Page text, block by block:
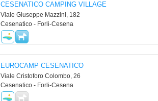
CESENATICO CAMPING VILLAGE
Viale Giuseppe Mazzini, 182
Cesenatico - Forli-Cesena
EUROCAMP CESENATICO
Viale Cristoforo Colombo, 26
Cesenatico - Forli-Cesena